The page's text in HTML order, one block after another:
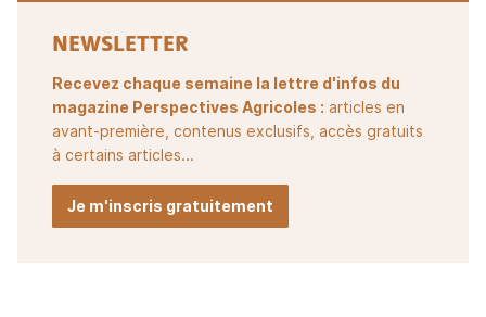
NEWSLETTER
Recevez chaque semaine la lettre d'infos du
magazine Perspectives Agricoles : articles en
avant-première, contenus exclusifs, accès gratuits
à certains articles...
Je m'inscris gratuitement